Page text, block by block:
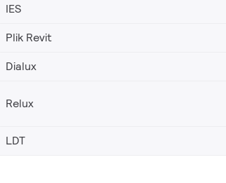
IES
Plik Revit
Dialux
Relux
LDT